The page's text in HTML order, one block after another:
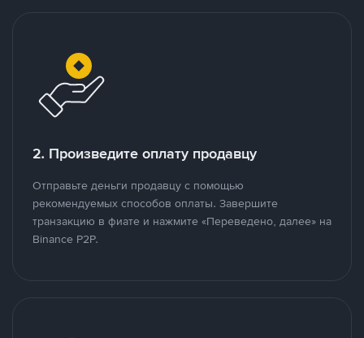
2. Произведите оплату продавцу
Отправьте деньги продавцу с помощью
рекомендуемых способов оплаты. Завершите
транзакцию в фиате и нажмите «Переведено, далее» на
Binance P2P.